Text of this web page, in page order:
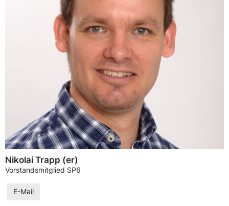
Nikolai Trapp (er)
Vorstandsmitglied SP6
E-Mail